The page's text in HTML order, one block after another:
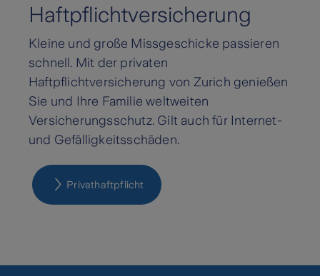
Haftpflichtversicherung
Kleine und große Missgeschicke passieren
schnell. Mit der privaten
Haftpflichtversicherung von Zurich genießen
Sie und Ihre Familie weltweiten
Versicherungsschutz. Gilt auch für Internet-
und Gefälligkeitsschäden.
Privathaftpflicht